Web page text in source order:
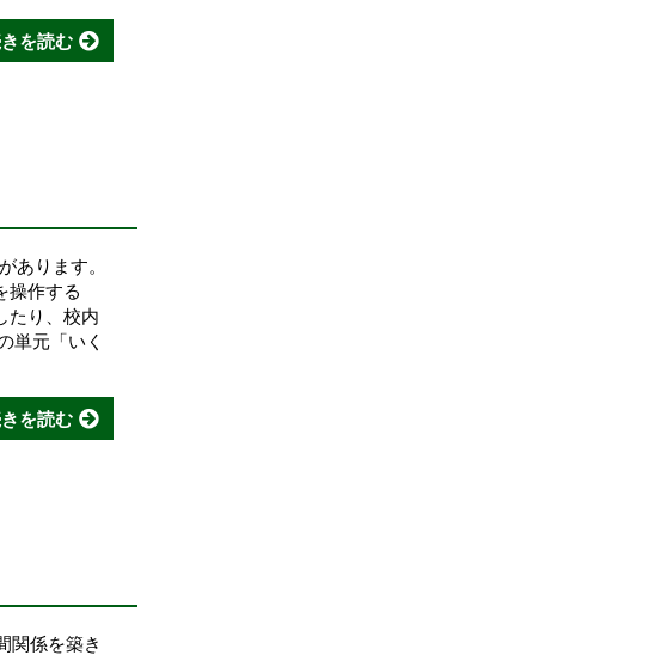
を読む
あります。
操作する
たり、校内
単元「いく
を読む
関係を築き